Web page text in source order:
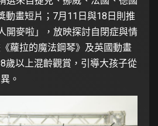
動畫短片；7月11日與18日則推
開麥啦」，放映探討自閉症與情
蘿拉的魔法鋼琴》及英國動畫
歲以上混齡觀賞，引導大孩子從
。